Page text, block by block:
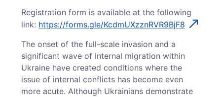
Registration form is available at the following
link: https://forms.gle/KcdmUXzznRVR9BjF8
The onset of the full-scale invasion and a
significant wave of internal migration within
Ukraine have created conditions where the
issue of internal conflicts has become even
more acute. Although Ukrainians demonstrate